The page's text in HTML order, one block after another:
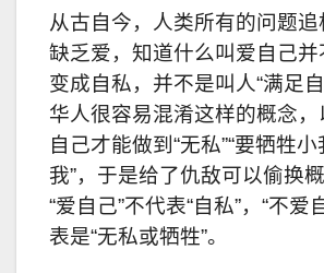
从古自今，人类所有的问题
缺乏爱，知道什么叫爱自己并
变成自私，并不是叫人“满足自
华人很容易混淆这样的概念
自己才能做到“无私”“要牺牲
我”，于是给了仇敌可以偷换
“爱自己”不代表“自私”，“不爱
表是“无私或牺牲”。